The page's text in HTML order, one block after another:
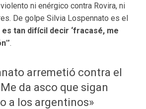
ni enérgico contra Rovira, ni
De golpe Silvia Lospennato es el
es tan difícil decir ‘fracasé, me
’”.
arremetió contra el
da asco que sigan
a los argentinos»